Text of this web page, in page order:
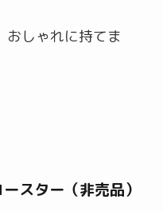
おしゃれに持てま
スター（非売品）